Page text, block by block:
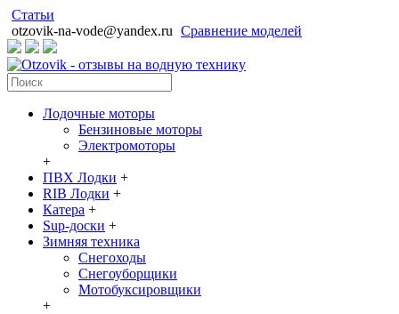
Статьи
otzovik-na-vode@yandex.ru Сравнение моделей
Лодочные моторы
Бензиновые моторы
Электромоторы
+
ПВХ Лодки +
RIB Лодки +
Катера +
Sup-доски +
Зимняя техника
Снегоходы
Cнегоуборщики
Мотобуксировщики
+